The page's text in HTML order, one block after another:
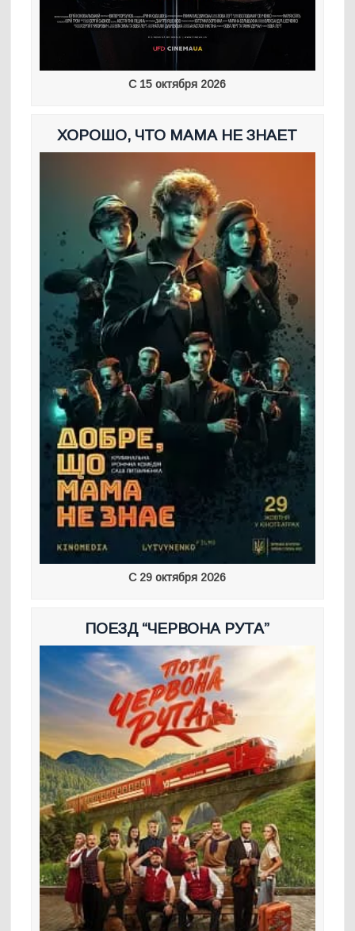
С 15 октября 2026
ХОРОШО, ЧТО МАМА НЕ ЗНАЕТ
С 29 октября 2026
ПОЕЗД “ЧЕРВОНА РУТА”